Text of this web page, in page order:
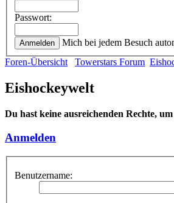
Passwort:
Mich bei jedem Besuch
Foren-Übersicht
Towerstars Forum
Eishockeywelt
Du hast keine ausreichenden Rechte,
Anmelden
Benutzername: